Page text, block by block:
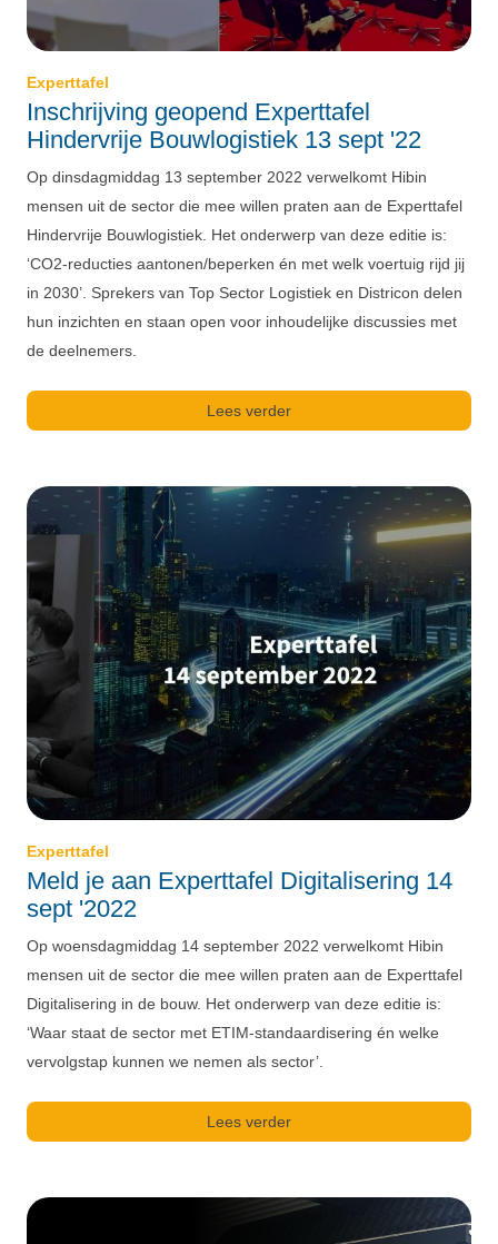
Experttafel
Inschrijving geopend Experttafel
Hindervrije Bouwlogistiek 13 sept '22
Op dinsdagmiddag 13 september 2022 verwelkomt Hibin
mensen uit de sector die mee willen praten aan de Experttafel
Hindervrije Bouwlogistiek. Het onderwerp van deze editie is:
‘CO2-reducties aantonen/beperken én met welk voertuig rijd jij
in 2030’. Sprekers van Top Sector Logistiek en Districon delen
hun inzichten en staan open voor inhoudelijke discussies met
de deelnemers.
Lees verder
Experttafel
Meld je aan Experttafel Digitalisering 14
sept '2022
Op woensdagmiddag 14 september 2022 verwelkomt Hibin
mensen uit de sector die mee willen praten aan de Experttafel
Digitalisering in de bouw. Het onderwerp van deze editie is:
‘Waar staat de sector met ETIM-standaardisering én welke
vervolgstap kunnen we nemen als sector’.
Lees verder